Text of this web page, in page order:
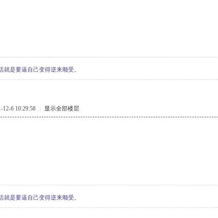
就是要逼自己变得逆来顺受。
12-6 10:29:58 显示全部楼层
就是要逼自己变得逆来顺受。